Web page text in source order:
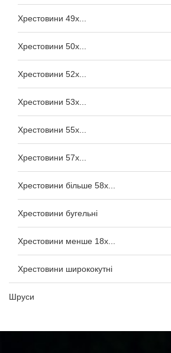
Хрестовини 49x...
Хрестовини 50x...
Хрестовини 52x...
Хрестовини 53x...
Хрестовини 55x...
Хрестовини 57x...
Хрестовини більше 58x...
Хрестовини бугельні
Хрестовини менше 18x...
Хрестовини ширококутні
Шруси